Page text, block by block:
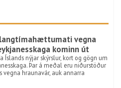
vegna
kominn út
Íslands nýjar skýrslur, kort og gögn um
Þar á meðal eru niðurstöður
hraunavár, auk annarra